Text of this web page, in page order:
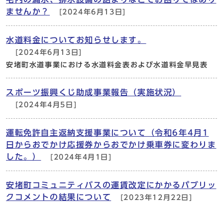
ませんか？
[2024年6月13日]
水道料金についてお知らせします。
[2024年6月13日]
安堵町水道事業における水道料金表および水道料金早見表
スポーツ振興くじ助成事業報告（実施状況）
[2024年4月5日]
運転免許自主返納支援事業について（令和6年4月1
日からおでかけ応援券からおでかけ乗車券に変わりま
した。）
[2024年4月1日]
安堵町コミュニティバスの運賃改定にかかるパブリッ
クコメントの結果について
[2023年12月22日]